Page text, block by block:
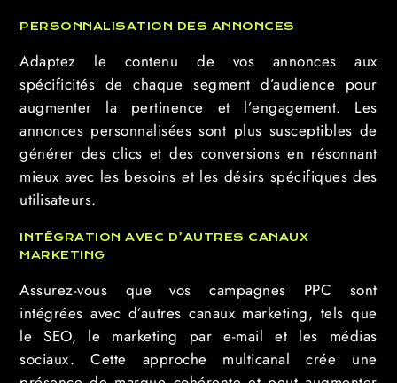
PERSONNALISATION DES ANNONCES
Adaptez le contenu de vos annonces aux
spécificités de chaque segment d’audience pour
augmenter la pertinence et l’engagement. Les
annonces personnalisées sont plus susceptibles de
générer des clics et des conversions en résonnant
mieux avec les besoins et les désirs spécifiques des
utilisateurs.
INTÉGRATION AVEC D’AUTRES CANAUX
MARKETING
Assurez-vous que vos campagnes PPC sont
intégrées avec d’autres canaux marketing, tels que
le SEO, le marketing par e-mail et les médias
sociaux. Cette approche multicanal crée une